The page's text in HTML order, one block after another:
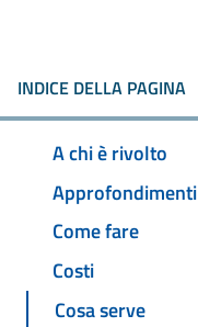
INDICE DELLA PAGINA
A chi è rivolto
Approfondimenti
Come fare
Costi
Cosa serve